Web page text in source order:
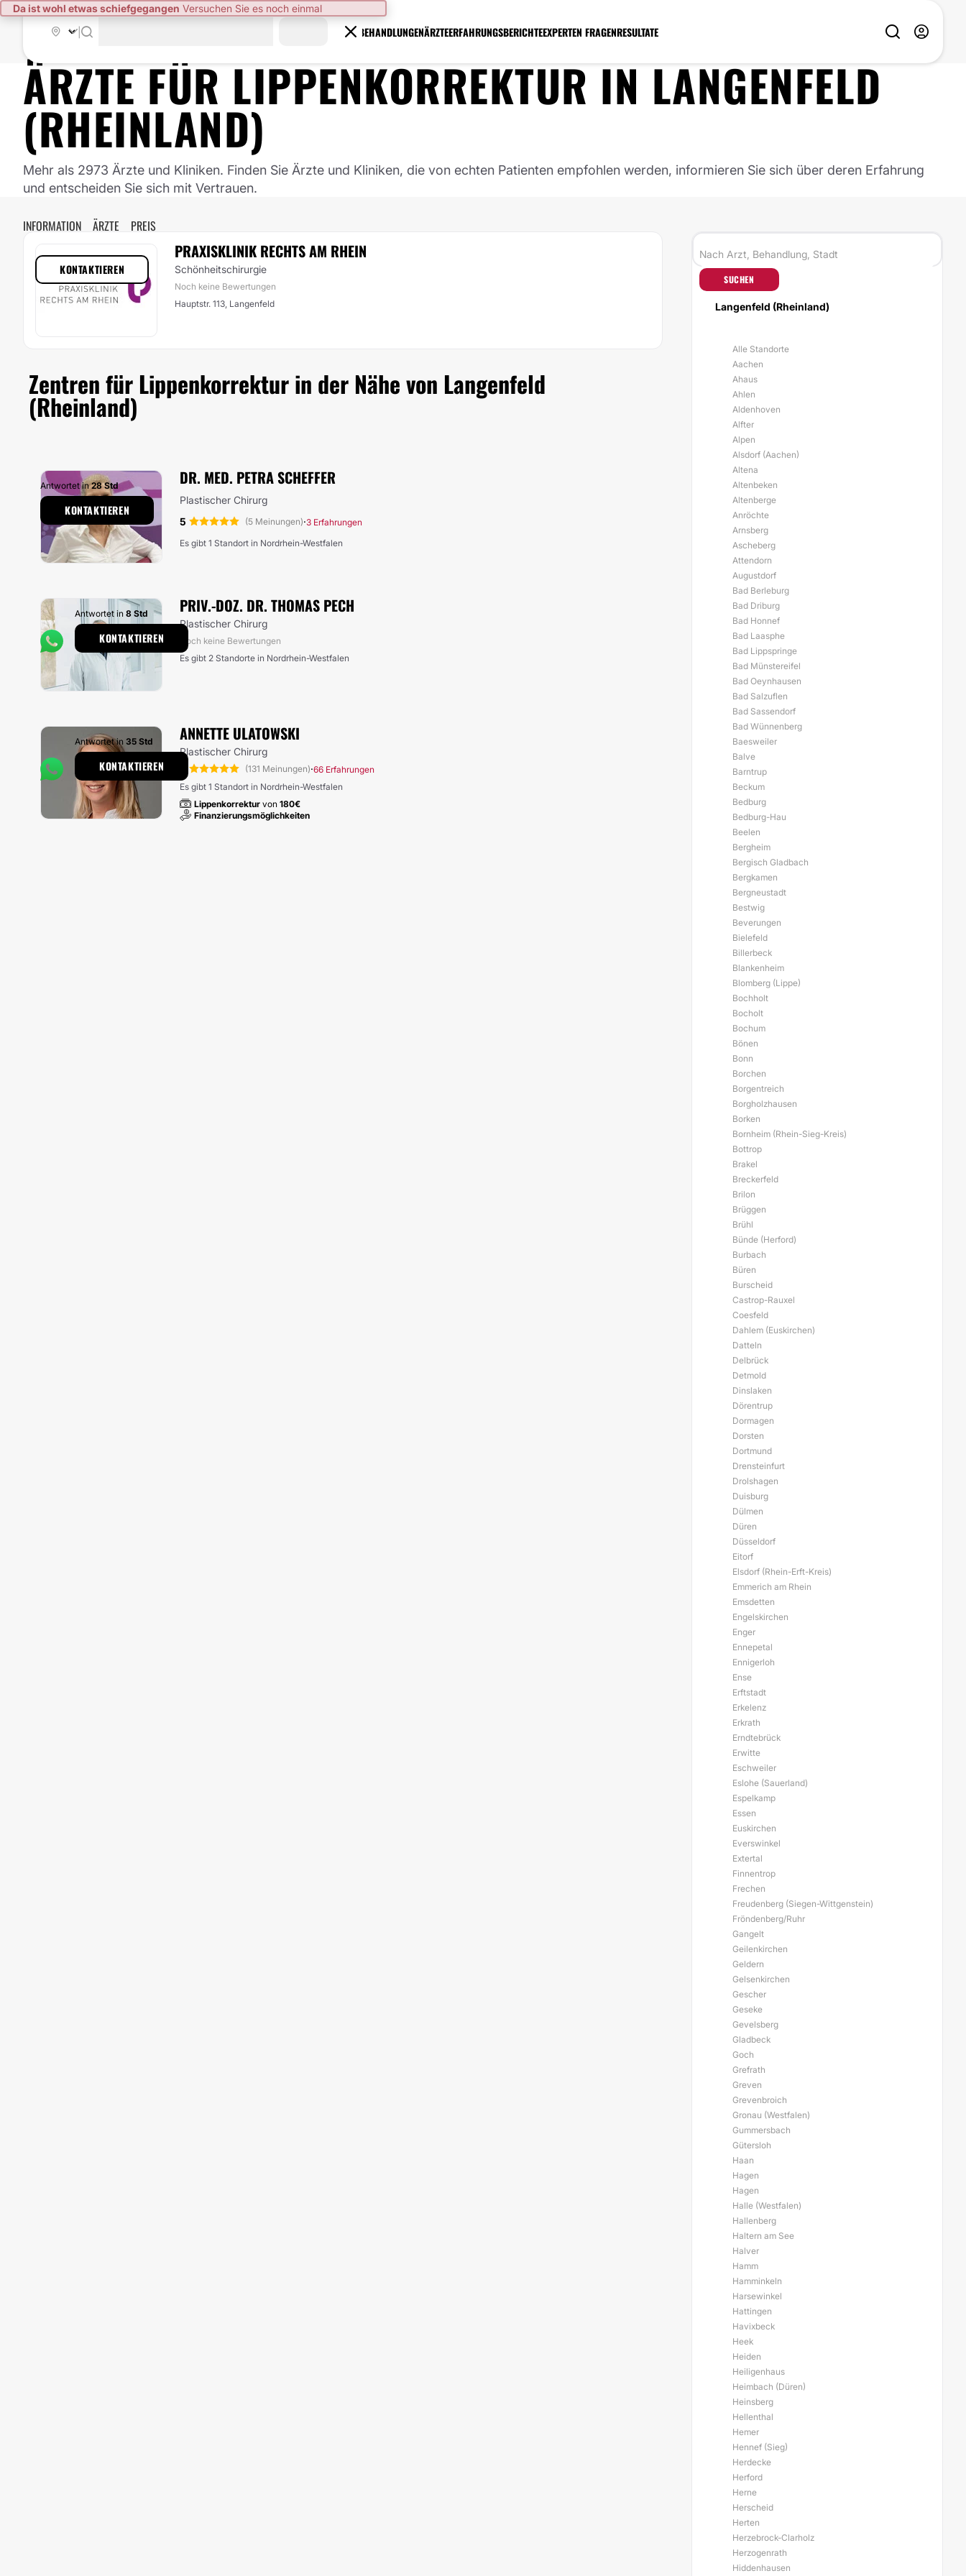
Da ist wohl etwas schiefgegangen Versuchen Sie es noch einmal
BEHANDLUNGENÄRZTEERFAHRUNGSBERICHTEEXPERTEN FRAGENRESULTATE
ÄRZTE FÜRLIPPENKORREKTURINLANGENFELD
(RHEINLAND)
Mehr als 2973 Ärzte und Kliniken. Finden Sie Ärzte und Kliniken, die von echten Patienten empfohlen werden, informieren Sie sich über deren Erfahrung
und entscheiden Sie sich mit Vertrauen.
INFORMATION ÄRZTE PREIS
PRAXISKLINIK RECHTS AM RHEIN
Schönheitschirurgie
Noch keine Bewertungen
Hauptstr. 113, Langenfeld
KONTAKTIEREN
Zentren für Lippenkorrektur in der Nähe von Langenfeld
(Rheinland)
DR. MED. PETRA SCHEFFER
Plastischer Chirurg
5
(5 Meinungen)·3 Erfahrungen
Es gibt 1 Standort in Nordrhein-Westfalen
Antwortet in28 Std
KONTAKTIEREN
PRIV.-DOZ. DR. THOMAS PECH
Plastischer Chirurg
Noch keine Bewertungen
Es gibt 2 Standorte in Nordrhein-Westfalen
Antwortet in 8 Std
KONTAKTIEREN
ANNETTE ULATOWSKI
Plastischer Chirurg
(131 Meinungen)·66 Erfahrungen
Es gibt 1 Standort in Nordrhein-Westfalen
Lippenkorrektur von 180€
Finanzierungsmöglichkeiten
Antwortet in 35 Std
KONTAKTIEREN
SUCHEN
Langenfeld (Rheinland)
Alle Standorte
Aachen
Ahaus
Ahlen
Aldenhoven
Alfter
Alpen
Alsdorf (Aachen)
Altena
Altenbeken
Altenberge
Anröchte
Arnsberg
Ascheberg
Attendorn
Augustdorf
Bad Berleburg
Bad Driburg
Bad Honnef
Bad Laasphe
Bad Lippspringe
Bad Münstereifel
Bad Oeynhausen
Bad Salzuflen
Bad Sassendorf
Bad Wünnenberg
Baesweiler
Balve
Barntrup
Beckum
Bedburg
Bedburg-Hau
Beelen
Bergheim
Bergisch Gladbach
Bergkamen
Bergneustadt
Bestwig
Beverungen
Bielefeld
Billerbeck
Blankenheim
Blomberg (Lippe)
Bochholt
Bocholt
Bochum
Bönen
Bonn
Borchen
Borgentreich
Borgholzhausen
Borken
Bornheim (Rhein-Sieg-Kreis)
Bottrop
Brakel
Breckerfeld
Brilon
Brüggen
Brühl
Bünde (Herford)
Burbach
Büren
Burscheid
Castrop-Rauxel
Coesfeld
Dahlem (Euskirchen)
Datteln
Delbrück
Detmold
Dinslaken
Dörentrup
Dormagen
Dorsten
Dortmund
Drensteinfurt
Drolshagen
Duisburg
Dülmen
Düren
Düsseldorf
Eitorf
Elsdorf (Rhein-Erft-Kreis)
Emmerich am Rhein
Emsdetten
Engelskirchen
Enger
Ennepetal
Ennigerloh
Ense
Erftstadt
Erkelenz
Erkrath
Erndtebrück
Erwitte
Eschweiler
Eslohe (Sauerland)
Espelkamp
Essen
Euskirchen
Everswinkel
Extertal
Finnentrop
Frechen
Freudenberg (Siegen-Wittgenstein)
Fröndenberg/Ruhr
Gangelt
Geilenkirchen
Geldern
Gelsenkirchen
Gescher
Geseke
Gevelsberg
Gladbeck
Goch
Grefrath
Greven
Grevenbroich
Gronau (Westfalen)
Gummersbach
Gütersloh
Haan
Hagen
Hagen
Halle (Westfalen)
Hallenberg
Haltern am See
Halver
Hamm
Hamminkeln
Harsewinkel
Hattingen
Havixbeck
Heek
Heiden
Heiligenhaus
Heimbach (Düren)
Heinsberg
Hellenthal
Hemer
Hennef (Sieg)
Herdecke
Herford
Herne
Herscheid
Herten
Herzebrock-Clarholz
Herzogenrath
Hiddenhausen